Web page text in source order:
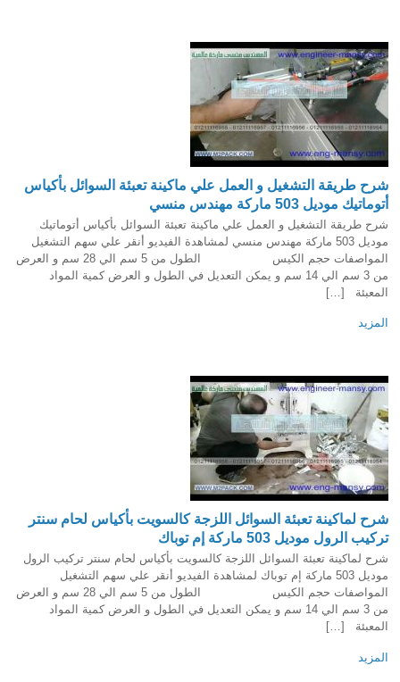
شرح طريقة التشغيل و العمل علي ماكينة تعبئة السوائل بأكياس
أتوماتيك موديل 503 ماركة مهندس منسي
شرح طريقة التشغيل و العمل علي ماكينة تعبئة السوائل بأكياس أتوماتيك
موديل 503 ماركة مهندس منسي لمشاهدة الفيديو أنقر علي سهم التشغيل
المواصفات حجم الكيس الطول من 5 سم الي 28 سم و العرض
من 3 سم الي 14 سم و يمكن التعديل في الطول و العرض كمية المواد
المعبئة […]
المزيد
شرح لماكينة تعبئة السوائل اللزجة كالسويت بأكياس لحام سنتر
تركيب الرول موديل 503 ماركة إم توباك
شرح لماكينة تعبئة السوائل اللزجة كالسويت بأكياس لحام سنتر تركيب الرول
موديل 503 ماركة إم توباك لمشاهدة الفيديو أنقر علي سهم التشغيل
المواصفات حجم الكيس الطول من 5 سم الي 28 سم و العرض
من 3 سم الي 14 سم و يمكن التعديل في الطول و العرض كمية المواد
المعبئة […]
المزيد